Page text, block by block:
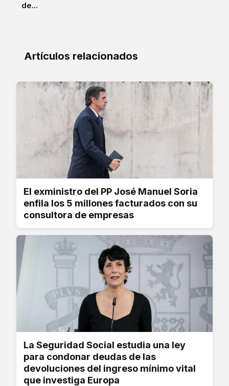
de...
Artículos relacionados
El exministro del PP José Manuel Soria
enfila los 5 millones facturados con su
consultora de empresas
La Seguridad Social estudia una ley
para condonar deudas de las
devoluciones del ingreso mínimo vital
que investiga Europa